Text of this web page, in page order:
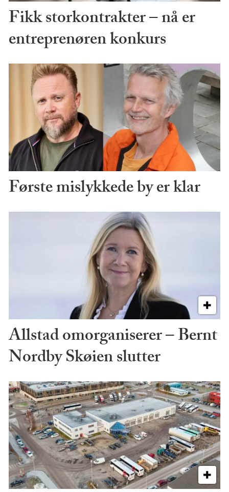
Fikk storkontrakter – nå er
entreprenøren konkurs
Første mislykkede by er klar
Allstad omorganiserer – Bernt
Nordby Skøien slutter